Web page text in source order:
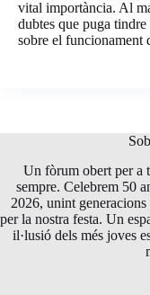
vital importància. Al
dubtes que puga
sobre el funcionament
Un fòrum obert per a
sempre. Celebrem 50
2026, unint
per la nostra festa. Un
il·lusió dels més joves